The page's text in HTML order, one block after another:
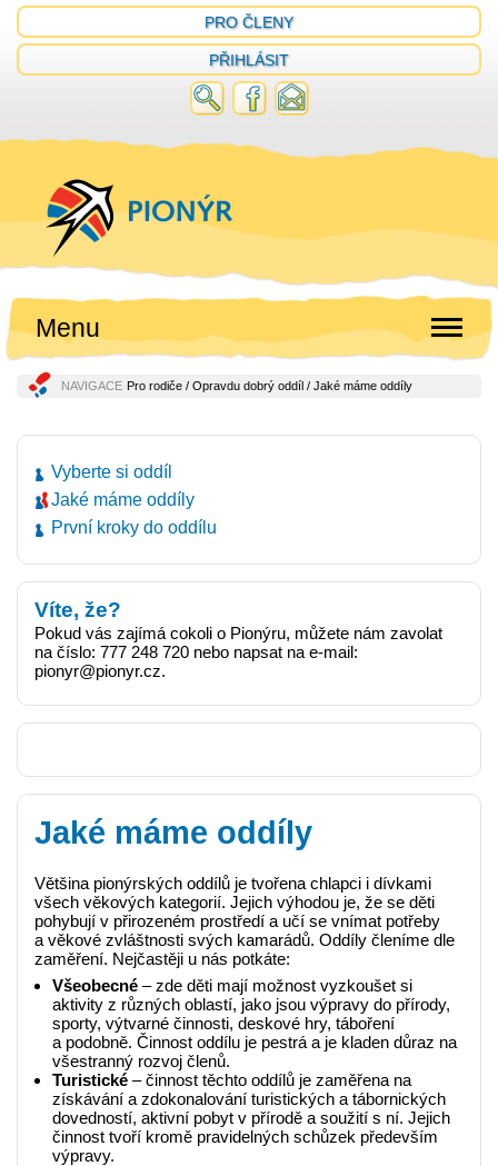
PRO ČLENY
PŘIHLÁSIT
Menu
NAVIGACE Pro rodiče / Opravdu dobrý oddíl / Jaké máme oddíly
Vyberte si oddíl
Jaké máme oddíly
První kroky do oddílu
Víte, že?
Pokud vás zajímá cokoli o Pionýru, můžete nám zavolat
na číslo: 777 248 720 nebo napsat na e-mail:
pionyr@pionyr.cz.
Jaké máme oddíly
Většina pionýrských oddílů je tvořena chlapci i dívkami
všech věkových kategorií. Jejich výhodou je, že se děti
pohybují v přirozeném prostředí a učí se vnímat potřeby
a věkové zvláštnosti svých kamarádů. Oddíly členíme dle
zaměření. Nejčastěji u nás potkáte:
Všeobecné – zde děti mají možnost vyzkoušet si
aktivity z různých oblastí, jako jsou výpravy do přírody,
sporty, výtvarné činnosti, deskové hry, táboření
a podobně. Činnost oddílu je pestrá a je kladen důraz na
všestranný rozvoj členů.
Turistické – činnost těchto oddílů je zaměřena na
získávání a zdokonalování turistických a tábornických
dovedností, aktivní pobyt v přírodě a soužití s ní. Jejich
činnost tvoří kromě pravidelných schůzek především
výpravy.